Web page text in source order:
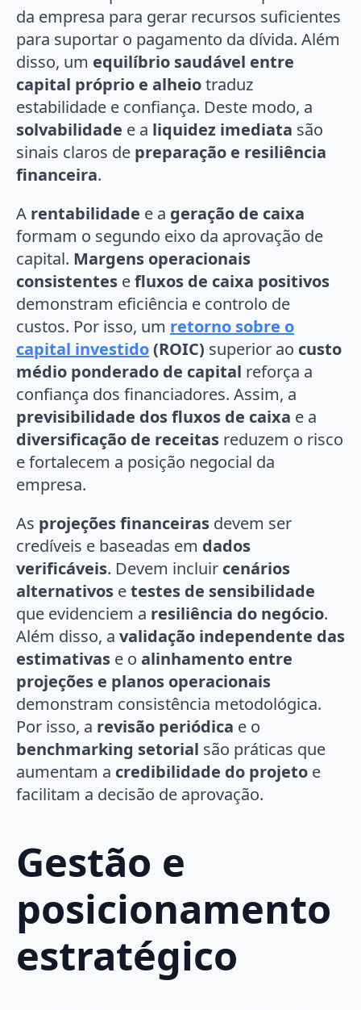
da empresa para gerar recursos suficientes
para suportar o pagamento da dívida. Além
disso, um equilíbrio saudável entre
capital próprio e alheiotraduz
estabilidade e confiança. Deste modo, a
solvabilidade e a liquidez imediata são
sinais claros de preparação e resiliência
financeira.
A rentabilidade e a geração de caixa
formam o segundo eixo da aprovação de
capital. Margens operacionais
consistentes efluxos de caixa positivos
demonstram eficiência e controlo de
custos. Por isso, um retorno sobre o
capital investido(ROIC) superior ao custo
médio ponderado de capital reforça a
confiança dos financiadores. Assim, a
previsibilidade dos fluxos de caixa e a
diversificação de receitas reduzem o risco
e fortalecem a posição negocial da
empresa.
As projeções financeiras devem ser
credíveis e baseadas em dados
verificáveis. Devem incluir cenários
alternativos etestes de sensibilidade
que evidenciem a resiliência do negócio.
Além disso, a validação independente das
estimativas e o alinhamento entre
projeções e planos operacionais
demonstram consistência metodológica.
Por isso, a revisão periódica e o
benchmarking setorial são práticas que
aumentam a credibilidade do projeto e
facilitam a decisão de aprovação.
Gestão e
posicionamento
estratégico